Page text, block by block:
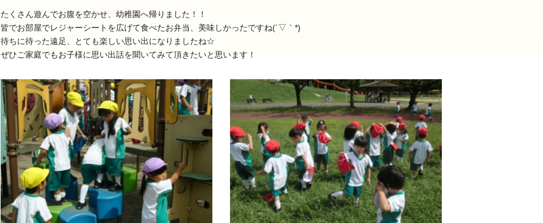
2025年11月(17) 2025年10月(23) 2025年9月(21)
2024年11月(20) 2024年10月(31) 2024年9月(27)
2023年11月(19) 2023年10月(32) 2023年9月(29)
2022年11月(13) 2022年10月(28) 2022年9月(21)
2021年11月(06) 2021年10月(08) 2021年9月(05)
2020年11月(06) 2020年10月(13) 2020年9月(07)
2019年11月(12) 2019年10月(09) 2019年9月(12)
たくさん遊んでお腹を空かせ、幼稚園へ帰りました！！
皆でお部屋でレジャーシートを広げて食べたお弁当、美味しかったですね(´▽｀*)
待ちに待った遠足、とても楽しい思い出になりましたね☆
ぜひご家庭でもお子様に思い出話を聞いてみて頂きたいと思います！